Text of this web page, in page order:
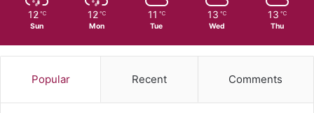
12 ℃
Sun
12 ℃
Mon
11 ℃
Tue
13 ℃
Wed
13 ℃
Thu
Popular Recent Comments